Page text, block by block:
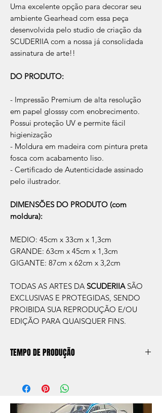
Uma excelente opção para decorar seu
ambiente Gearhead com essa peça
desenvolvida pelo studio de criação da
SCUDERIIA com a nossa já consolidada
assinatura de arte!!
DO PRODUTO:
- Impressão Premium de alta resolução
em papel glosssy com enobrecimento.
Possui proteção UV e permite fácil
higienização
- Moldura em madeira com pintura preta
fosca com acabamento liso.
- Certificado de Autenticidade assinado
pelo ilustrador.
DIMENSÕES DO PRODUTO (com
moldura):
MEDIO: 45cm x 33cm x 1,3cm
GRANDE: 63cm x 45cm x 1,3cm
GIGANTE: 87cm x 62cm x 3,2cm
TODAS AS ARTES DA SCUDERIIA SÃO
EXCLUSIVAS E PROTEGIDAS, SENDO
PROIBIDA SUA REPRODUÇÃO E/OU
EDIÇÃO PARA QUAISQUER FINS.
TEMPO DE PRODUÇÃO
aprox. 5 dias úteis, após a confirmação de
compra.
Após a produçao, seguimos com o envio